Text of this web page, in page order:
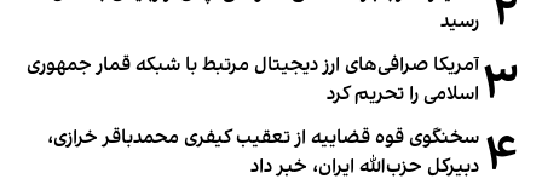
رسید
۳آمریکا صرافی‌های ارز دیجیتال مرتبط با شبکه قمار جمهوری
اسلامی را تحریم کرد
۴ سخنگوی قوه قضاییه از تعقیب کیفری محمدباقر خرازی،
دبیر‌کل حزب‌الله ایران، خبر داد